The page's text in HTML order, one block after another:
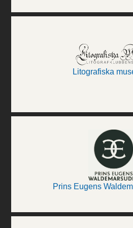
Litografiska
Prins Eugens